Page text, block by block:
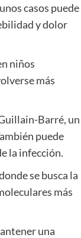
casos puede
y dolor
niños
más
Barré, un
puede
la infección.
se busca la
más
una